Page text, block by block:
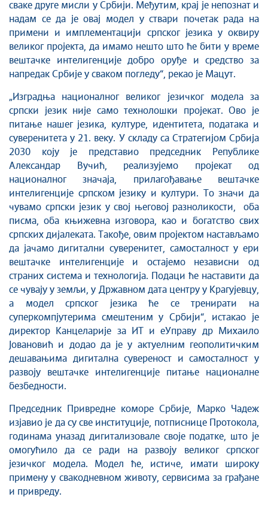
сваке друге мисли у Србији. Међутим, крај је непознат и
надам се да је овај модел у ствари почетак рада на
примени и имплементацији српског језика у оквиру
великог пројекта, да имамо нешто што ће бити у време
вештачке интелигенције добро оруђе и средство за
напредак Србије у сваком погледу“, рекао је Мацут.
„Изградња националног великог језичког модела за
српски језик није само технолошки пројекат. Ово је
питање нашег језика, културе, идентитета, података и
суверенитета у 21. веку. У складу са Стратегијом Србија
2030 коју је представио председник Републике
Александар Вучић, реализујемо пројекат од
националног значаја, прилагођавање вештачке
интелигенције српском језику и култури. То значи да
чувамо српски језик у свој његовој разноликости, оба
писма, оба књижевна изговора, као и богатство свих
српских дијалеката. Такође, овим пројектом настављамо
да јачамо дигитални суверенитет, самосталност у ери
вештачке интелигенције и остајемо независни од
страних система и технологија. Подаци ће наставити да
се чувају у земљи, у Државном дата центру у Крагујевцу,
а модел српског језика ће се тренирати на
суперкомпјутерима смештеним у Србији“, истакао је
директор Канцеларије за ИТ и еУправу др Михаило
Јовановић и додао да је у актуелним геополитичким
дешавањима дигитална сувереност и самосталност у
развоју вештачке интелигенције питање националне
безбедности.
Председник Привредне коморе Србије, Марко Чадеж
изјавио је да су све институције, потписнице Протокола,
годинама уназад дигитализовале своје податке, што је
омогућило да се ради на развоју великог српског
језичког модела. Модел ће, истиче, имати широку
примену у свакодневном животу, сервисима за грађане
и привреду.